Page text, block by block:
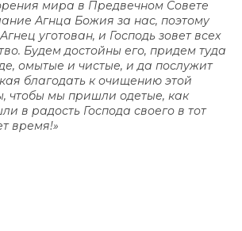
мира в Предвечном Совете
Агнца Божия за нас, поэтому
уготован, и Господь зовет всех
Будем достойны его, придем туда
омытые и чистые, и да послужит
благодать к очищению этой
чтобы мы пришли одетые, как
в радость Господа своего в тот
время!»